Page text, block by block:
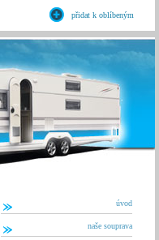
přidat k oblíbeným
úvod
naše souprava